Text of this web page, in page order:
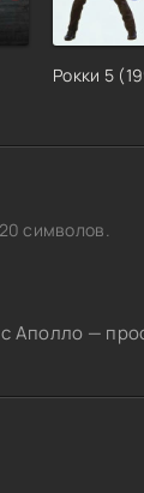
Рокки 5
символов.
—